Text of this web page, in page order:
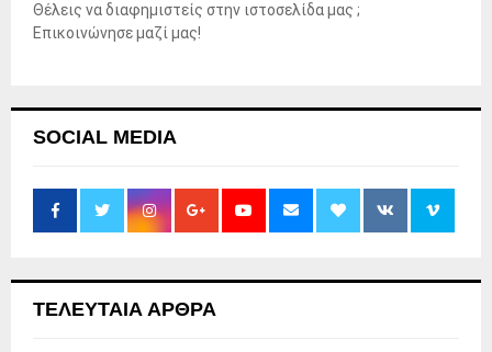
Θέλεις να διαφημιστείς στην ιστοσελίδα μας ;
Επικοινώνησε μαζί μας!
SOCIAL MEDIA
ΤΕΛΕΥΤΑΙΑ ΑΡΘΡΑ